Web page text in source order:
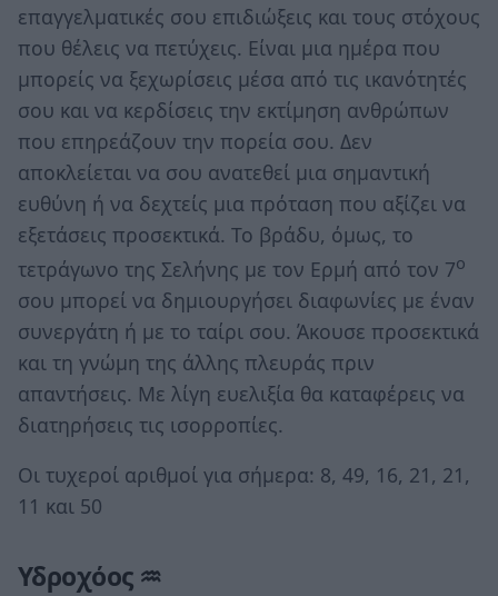
επαγγελματικές σου επιδιώξεις και τους στόχους
που θέλεις να πετύχεις. Είναι μια ημέρα που
μπορείς να ξεχωρίσεις μέσα από τις ικανότητές
σου και να κερδίσεις την εκτίμηση ανθρώπων
που επηρεάζουν την πορεία σου. Δεν
αποκλείεται να σου ανατεθεί μια σημαντική
ευθύνη ή να δεχτείς μια πρόταση που αξίζει να
εξετάσεις προσεκτικά. Το βράδυ, όμως, το
τετράγωνο της Σελήνης με τον Ερμή από τον 7ο
σου μπορεί να δημιουργήσει διαφωνίες με έναν
συνεργάτη ή με το ταίρι σου. Άκουσε προσεκτικά
και τη γνώμη της άλλης πλευράς πριν
απαντήσεις. Με λίγη ευελιξία θα καταφέρεις να
διατηρήσεις τις ισορροπίες.
Οι τυχεροί αριθμοί για σήμερα: 8, 49, 16, 21, 21,
11 και 50
Υδροχόος ♒